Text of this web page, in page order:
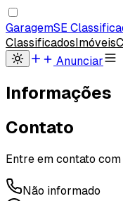
GaragemSE
ClassificadosImóveis
Anunciar
Informações
Contato
Entre em contato
Não informado